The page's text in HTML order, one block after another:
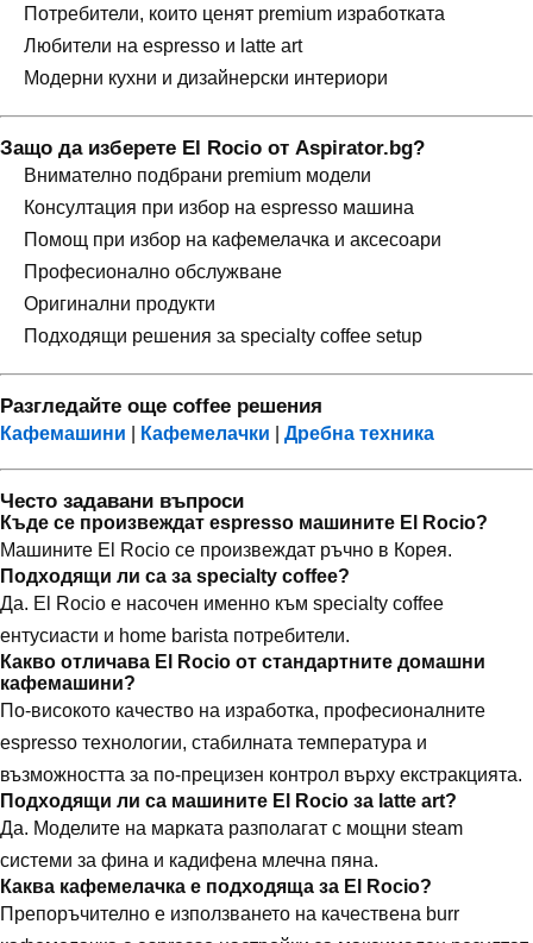
Потребители, които ценят premium изработката
Любители на espresso и latte art
Модерни кухни и дизайнерски интериори
Защо да изберете El Rocio от Aspirator.bg?
Внимателно подбрани premium модели
Консултация при избор на espresso машина
Помощ при избор на кафемелачка и аксесоари
Професионално обслужване
Оригинални продукти
Подходящи решения за specialty coffee setup
Разгледайте още coffee решения
Кафемашини Кафемелачки Дребна техника
Често задавани въпроси
Къде се произвеждат espresso машините El Rocio?
Машините El Rocio се произвеждат ръчно в Корея.
Подходящи ли са за specialty coffee?
Да. El Rocio е насочен именно към specialty coffee
ентусиасти и home barista потребители.
Какво отличава El Rocio от стандартните домашни
кафемашини?
По-високото качество на изработка, професионалните
espresso технологии, стабилната температура и
възможността за по-прецизен контрол върху екстракцията.
Подходящи ли са машините El Rocio за latte art?
Да. Моделите на марката разполагат с мощни steam
системи за фина и кадифена млечна пяна.
Каква кафемелачка е подходяща за El Rocio?
Препоръчително е използването на качествена burr